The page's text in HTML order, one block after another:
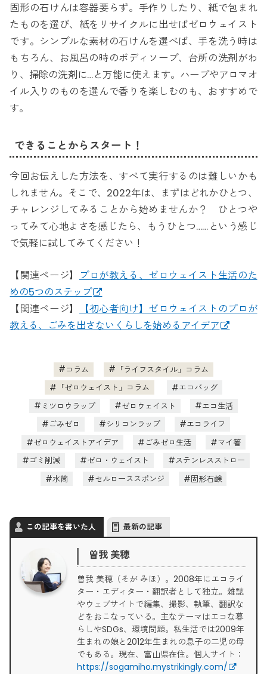
固形の石けんは容器要らず。手作りしたり、紙で包まれ
たものを選び、紙をリサイクルに出せばゼロウェイスト
です。シンプルな素材の石けんを選べば、手を洗う時は
もちろん、お風呂の時のボディソープ、台所の洗剤がわ
り、掃除の洗剤に…と万能に使えます。ハーブやアロマオ
イル入りのものを選んで香りを楽しむのも、おすすめで
す。
できることからスタート！
今回お伝えした方法を、すべて実行するのは難しいかも
しれません。そこで、2022年は、まずはどれかひとつ、
チャレンジしてみることから始めませんか？ ひとつや
ってみて心地よさを感じたら、もうひとつ……という感じ
で気軽に試してみてください！
【関連ページ】
プロが教える、ゼロウェイスト生活のた
めの5つのステップ
【関連ページ】
【初心者向け】ゼロウェイストのプロが
教える、ごみを出さないくらしを始めるアイデア
コラム
「ライフスタイル」コラム
「ゼロウェイスト」コラム
エコバッグ
ミツロウラップ
ゼロウェイスト
エコ生活
ごみゼロ
シリコンラップ
エコライフ
ゼロウェイストアイデア
ごみゼロ生活
マイ箸
ゴミ削減
ゼロ・ウェイスト
ステンレスストロー
水筒
セルローススポンジ 固形石鹸
この記事を書いた人 最新の記事
曽我 美穂
曽我 美穂（そが みほ）。2008年にエコライ
ター・エディター・翻訳者として独立。雑誌
やウェブサイトで編集、撮影、執筆、翻訳な
どをおこなっている。主なテーマはエコな暮
らしやSDGs、環境問題。私生活では2009年
生まれの娘と2012年生まれの息子の二児の母
でもある。現在、富山県在住。個人サイト：
https://sogamiho.mystrikingly.com/